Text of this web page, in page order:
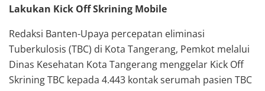
Lakukan Kick Off Skrining Mobile
Redaksi Banten-Upaya percepatan eliminasi
Tuberkulosis (TBC) di Kota Tangerang, Pemkot melalui
Dinas Kesehatan Kota Tangerang menggelar Kick Off
Skrining TBC kepada 4.443 kontak serumah pasien TBC